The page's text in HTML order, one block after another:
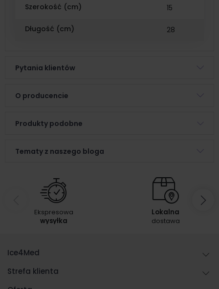
Szerokość (cm) 15
Długość (cm) 28
Pytania klientów
O producencie
Produkty podobne
Tematy z naszego bloga
Ekspresowa
wysyłka
Lokalna
dostawa
Ice4Med
Strefa klienta